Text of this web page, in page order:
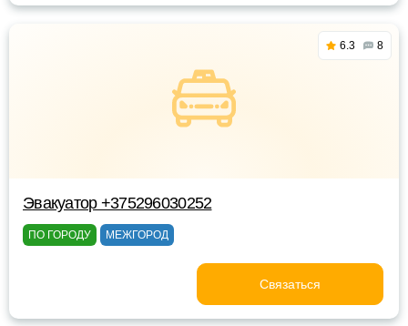
6.3 8
Эвакуатор +375296030252
ПО ГОРОДУ МЕЖГОРОД
Связаться